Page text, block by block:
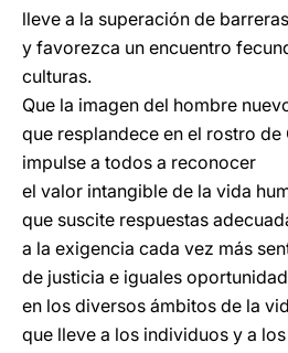
lleve a la superación de
y favorezca un encuentro
culturas.
Que la imagen del hombre
que resplandece en el rostro de
impulse a todos a reconocer
el valor intangible de la vida
que suscite respuestas
a la exigencia cada vez más
de justicia e iguales
en los diversos ámbitos de la
que lleve a los individuos y a